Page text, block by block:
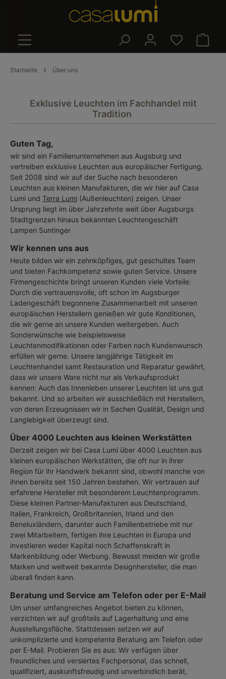
Startseite Über uns
Exklusive Leuchten im Fachhandel mit
Tradition
Guten Tag,
wir sind ein Familienunternehmen aus Augsburg und
vertreiben exklusive Leuchten aus europäischer Fertigung.
Seit 2008 sind wir auf der Suche nach besonderen
Leuchten aus kleinen Manufakturen, die wir hier auf Casa
Lumi und Terra Lumi (Außenleuchten) zeigen. Unser
Ursprung liegt im über Jahrzehnte weit über Augsburgs
Stadtgrenzen hinaus bekannten Leuchtengeschäft
Lampen Suntinger
Wir kennen uns aus
Heute bilden wir ein zehnköpfiges, gut geschultes Team
und bieten Fachkompetenz sowie guten Service. Unsere
Firmengeschichte bringt unseren Kunden viele Vorteile:
Durch die vertrauensvolle, oft schon im Augsburger
Ladengeschäft begonnene Zusammenarbeit mit unseren
europäischen Herstellern genießen wir gute Konditionen,
die wir gerne an unsere Kunden weitergeben. Auch
Sonderwünsche wie beispielsweise
Leuchtenmodifikationen oder Farben nach Kundenwunsch
erfüllen wir gerne. Unsere langjährige Tätigkeit im
Leuchtenhandel samt Restauration und Reparatur gewährt,
dass wir unsere Ware nicht nur als Verkaufsprodukt
kennen: Auch das Innenleben unserer Leuchten ist uns gut
bekannt. Und so arbeiten wir ausschließlich mit Herstellern,
von deren Erzeugnissen wir in Sachen Qualität, Design und
Langlebigkeit überzeugt sind.
Über 4000 Leuchten aus kleinen Werkstätten
Derzeit zeigen wir bei Casa Lumi über 4000 Leuchten aus
kleinen europäischen Werkstätten, die oft nur in ihrer
Region für ihr Handwerk bekannt sind, obwohl manche von
ihnen bereits seit 150 Jahren bestehen. Wir vertrauen auf
erfahrene Hersteller mit besonderem Leuchtenprogramm.
Diese kleinen Partner-Manufakturen aus Deutschland,
Italien, Frankreich, Großbritannien, Irland und den
Beneluxländern, darunter auch Familienbetriebe mit nur
zwei Mitarbeitern, fertigen ihre Leuchten in Europa und
investieren weder Kapital noch Schaffenskraft in
Markenbildung oder Werbung. Bewusst meiden wir große
Marken und weltweit bekannte Designhersteller, die man
überall finden kann.
Beratung und Service am Telefon oder per E-Mail
Um unser umfangreiches Angebot bieten zu können,
verzichten wir auf großteils auf Lagerhaltung und eine
Ausstellungsfläche. Stattdessen setzen wir auf
unkomplizierte und kompetente Beratung am Telefon oder
per E-Mail. Probieren Sie es aus: Wir verfügen über
freundliches und versiertes Fachpersonal, das schnell,
qualifiziert, auskunftsfreudig und unverbindlich berät,